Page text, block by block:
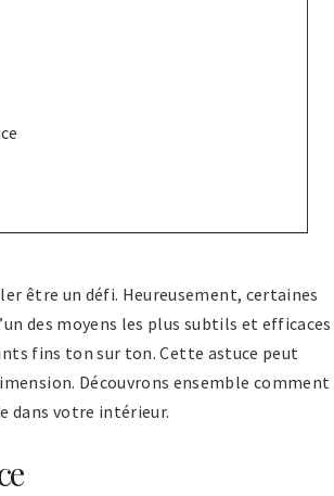
être un défi. Heureusement, certaines
des moyens les plus subtils et efficaces
fins ton sur ton. Cette astuce peut
Découvrons ensemble comment
dans votre intérieur.